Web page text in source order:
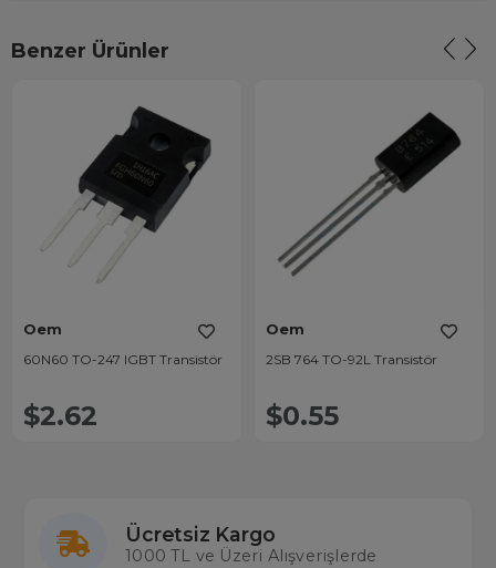
Benzer Ürünler
Oem
60N60 TO-247 IGBT Transistör
$2.62
Oem
2SB 764 TO-92L Transistör
$0.55
Ücretsiz Kargo
1000 TL ve Üzeri Alışverişlerde